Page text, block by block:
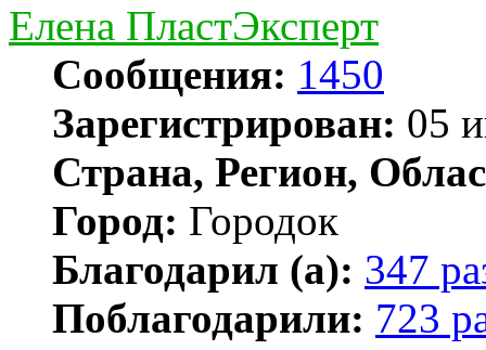
Елена ПластЭксперт
Сообщения: 1450
Зарегистрирован: 05
Страна, Регион,
Город: Городок
Благодарил (а): 347
Поблагодарили: 723